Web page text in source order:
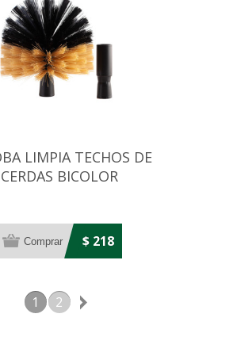
LIMPIA TECHOS DE
CERDAS BICOLOR
$ 218
1 2